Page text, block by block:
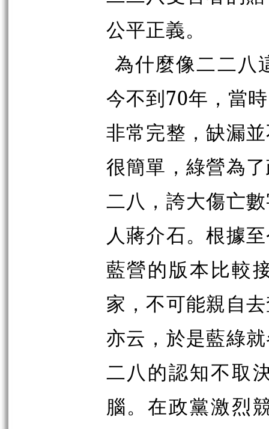
公平正義。
為什麼像二二八
今不到70年，當
非常完整，缺漏
很簡單，綠營為
二八，誇大傷亡
人蔣介石。根據
藍營的版本比較
家，不可能親自
亦云，於是藍綠
二八的認知不取
腦。在政黨激烈